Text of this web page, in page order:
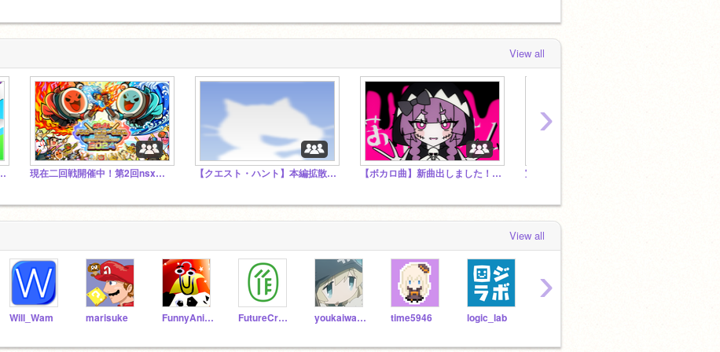
View all
制作スタジオ 現在二回戦開催中！第2回nsxカップ！ 【クエスト・ハント】本編拡散スタジオ 【ボカロ曲】新曲出しました！MVフルアニメです【オリジナル】eikokoro／はろける 宣伝スタジオ
›
View all
Will_Wam marisuke FunnyAnimatorJimTV FutureCraftSeminar youkaiwatch time5946 logic_lab
›